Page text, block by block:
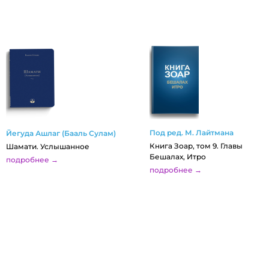
Йегуда Ашлаг (Бааль Сулам)
Шамати. Услышанное
подробнее →
Под ред. М. Лайтмана
Книга Зоар, том 9. Главы
Бешалах, Итро
подробнее →